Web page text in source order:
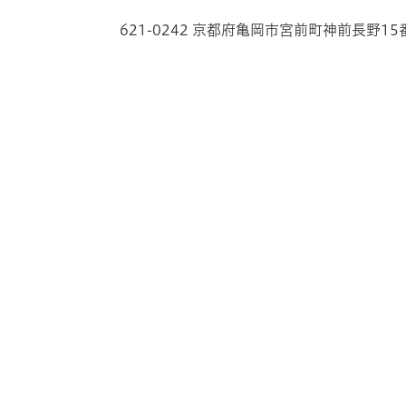
621-0242 京都府亀岡市宮前町神前長野15